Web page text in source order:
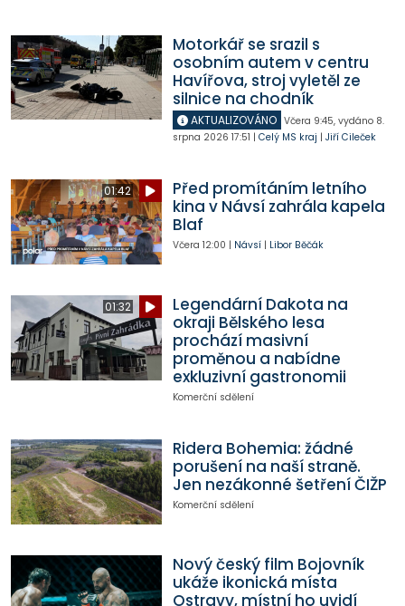
Motorkář se srazil s
osobním autem v centru
Havířova, stroj vyletěl ze
silnice na chodník
AKTUALIZOVÁNO Včera 9:45, vydáno 8.
srpna 2026 17:51 | Celý MS kraj | Jiří Cileček
01:42
Před promítáním letního
kina v Návsí zahrála kapela
Blaf
Včera 12:00 | Návsí| Libor Běčák
01:32
Legendární Dakota na
okraji Bělského lesa
prochází masivní
proměnou a nabídne
exkluzivní gastronomii
Komerční sdělení
Ridera Bohemia: žádné
porušení na naší straně.
Jen nezákonné šetření ČIŽP
Komerční sdělení
Nový český film Bojovník
ukáže ikonická místa
Ostravy, místní ho uvidí